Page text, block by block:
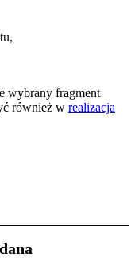
wybrany fragment
również w realizacja